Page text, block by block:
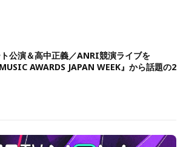
公演＆高中正義／ANRI競演ライブを
AWARDS JAPAN WEEK』から話題の2